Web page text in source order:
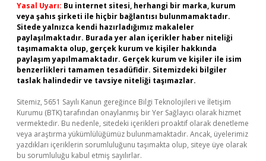
Yasal Uyarı: Bu internet sitesi, herhangi bir marka, kurum
veya şahıs şirketi ile hiçbir bağlantısı bulunmamaktadır.
Sitede yalnızca kendi hazırladığımız makaleler
paylaşılmaktadır. Burada yer alan içerikler haber niteliği
taşımamakta olup, gerçek kurum ve kişiler hakkında
paylaşım yapılmamaktadır. Gerçek kurum ve kişiler ile isim
benzerlikleri tamamen tesadüfidir. Sitemizdeki bilgiler
taslak halindedir ve tavsiye niteliği taşımazlar.
Sitemiz, 5651 Sayılı Kanun gereğince Bilgi Teknolojileri ve İletişim
Kurumu (BTK) tarafından onaylanmış bir Yer Sağlayıcı olarak hizmet
vermektedir. Bu nedenle, sitedeki içerikleri proaktif olarak denetleme
veya araştırma yükümlülüğümüz bulunmamaktadır. Ancak, üyelerimiz
yazdıkları içeriklerin sorumluluğunu taşımakta olup, siteye üye olarak
bu sorumluluğu kabul etmiş sayılırlar.